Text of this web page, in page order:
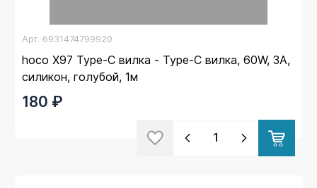
Арт. 6931474799920
hoco X97 Type-C вилка - Type-C вилка, 60W, 3A,
силикон, голубой, 1м
180 ₽